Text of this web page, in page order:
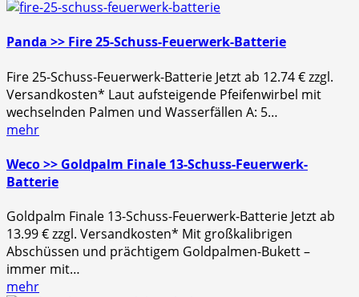
Panda >> Fire 25-Schuss-Feuerwerk-Batterie
Fire 25-Schuss-Feuerwerk-Batterie Jetzt ab 12.74 € zzgl.
Versandkosten* Laut aufsteigende Pfeifenwirbel mit
wechselnden Palmen und Wasserfällen A: 5…
mehr
Weco >> Goldpalm Finale 13-Schuss-Feuerwerk-
Batterie
Goldpalm Finale 13-Schuss-Feuerwerk-Batterie Jetzt ab
13.99 € zzgl. Versandkosten* Mit großkalibrigen
Abschüssen und prächtigem Goldpalmen-Bukett –
immer mit…
mehr